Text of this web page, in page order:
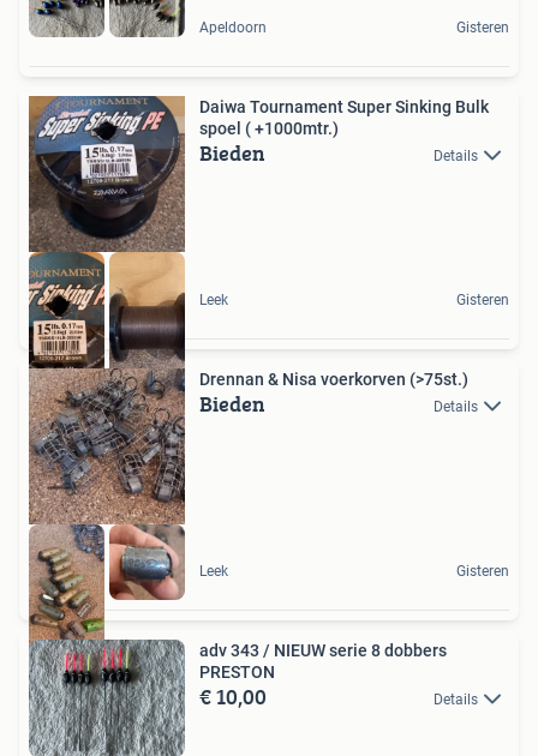
Apeldoorn Gisteren
Daiwa Tournament Super Sinking Bulk
spoel ( +1000mtr.)
Bieden Details
Leek Gisteren
Drennan & Nisa voerkorven (>75st.)
Bieden Details
Leek Gisteren
adv 343 / NIEUW serie 8 dobbers
PRESTON
€ 10,00 Details